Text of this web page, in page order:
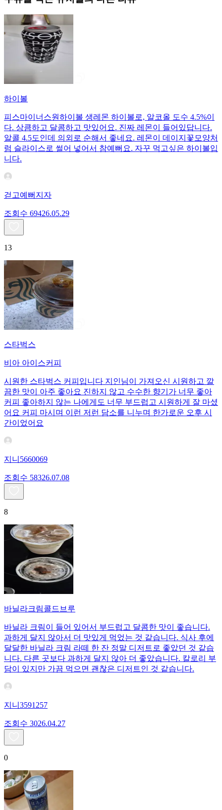
하이볼
피스마이너스원하이볼 생레몬 하이볼로, 알코올 도수 4.5%이
다. 상큼하고 달콤하고 맛있어요. 진짜 레몬이 들어있답니다.
알콜 4.5도인데 의외로 순해서 좋네요. 레몬이 데이지꽃모양처
럼 슬라이스로 썰어 넣어서 참예뻐요. 자꾸 먹고싶은 하이볼입
니다.
걷고예뻐지자
조회수 69426.05.29
13
스타벅스
비아 아이스커피
시원한 스타벅스 커피입니다 지인님이 가져오신 시원하고 깔
끔한 맛이 아주 좋아요 진하지 않고 수수한 향기가 너무 좋아
커피 좋아하지 않는 나에게도 너무 부드럽고 시원하게 잘 마셨
어요 커피 마시며 이런 저런 담소를 니누며 한가로운 오후 시
간이었어요
지니5660069
조회수 58326.07.08
8
바닐라크림콜드브루
바닐라 크림이 들어 있어서 부드럽고 달콤한 맛이 좋습니다.
과하게 달지 않아서 더 맛있게 먹었는 것 같습니다. 식사 후에
달달한 바닐라 크림 라떼 한 잔 정말 디저트로 좋았던 것 같습
니다. 다른 곳보다 과하게 달지 않아 더 좋았습니다. 칼로리 부
담이 있지만 가끔 먹으면 괜찮은 디저트인 것 같습니다.
지니3591257
조회수 3026.04.27
0